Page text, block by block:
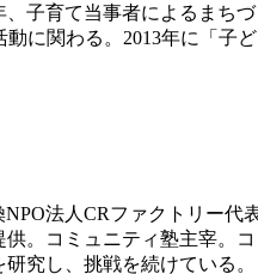
子育て当事者によるまち
に関わる。2013年に「
NPO法人CRファクトリー代
。コミュニティ塾主宰。
究し、挑戦を続けている。